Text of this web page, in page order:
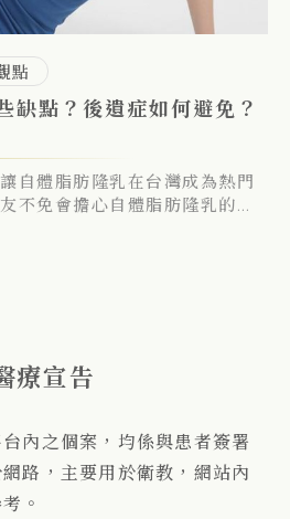
點
缺點？後遺症如何避免？
自體脂肪隆乳在台灣成為熱門
不免會擔心自體脂肪隆乳的缺
療宣告
內之個案，均係與患者簽署
路，主要用於衛教，網站內
。